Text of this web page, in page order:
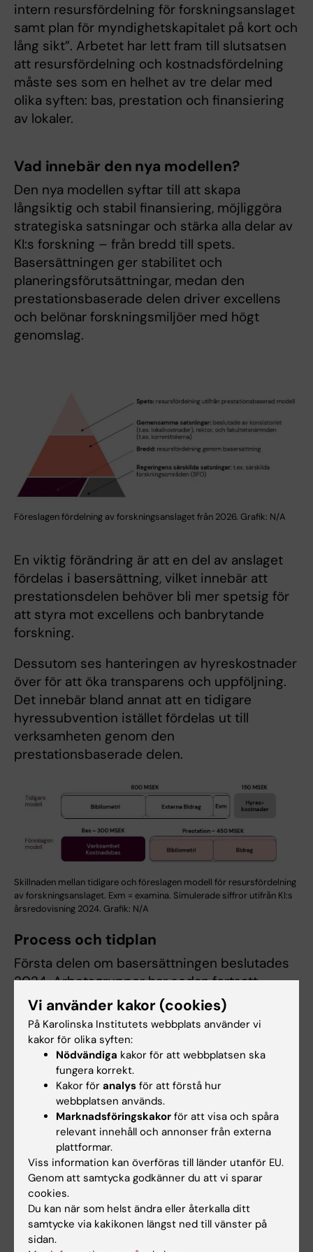
intern resursfördelning för forskningsanslaget
samt plan för myndighetskapitalet på kort och
lång sikt”. Arbetet har lett fram till slutsatsen
att resursfördelning och kostnadsfördelning
måste ses som en helhet av tre delar med
olika syften: bas, prestation och finansiering
av lokaler.
Vad innebär den nya modellen?
Den nya modellen syftar till att skapa
långsiktig och stabil finansiering, möjliggöra
strategiska satsningar och stärka alla delar av
KI:s forskning – från bredd till spets.
Basersättningen ger stabilitet och
planeringsförutsättningar, medan den
prestationsbaserade delen driver excellens
och belönar forskningsmiljöer med högt
genomslag.
Föreslagen fördelning av forskningsanslaget från 2026. Grafik: N/A
En viktig förändring är att en del av anslaget
fördelas i basersättning, vilket innebär att
prestationsdelen behöver bli mer spetsig för
att styra mot excellens och banbrytande
forskning.
Dessutom ses hanteringen av hyreskostnader
över för att öka transparens och uppföljning.
Det innebär bland annat att en tidigare
hyressubvention istället fördelas ut till
verksamheten genom den
prestationsbaserade delen.
Skillnaden mellan tidigare och föreslagen modell för resursfördelning
av forskningsanslaget. Exm = examina. Simulerade siffror utifrån KI:s
årsredovisning 2024. Grafik: N/A
Process och tidplan
Första delen om basersättningen beslutades
2024. Arbetsgrupper har sedan fortsatt
bereda förslag för de andra delarna och
helheten. Under sommaren 2025 har
principerna för modellens olika delar
sammanställts och simulerats.
Förankrande diskussioner har sedan förts
inom campusgrupper och kollegiala organ och
modifieringar har gjorts inför att rektor under
hösten fattar beslut om principer för en ny
modell.
Efter att regeringen den 22 september
presenterar sin budgetproposition för nästa
år, vidtar fortsatt arbete med att utreda och
besluta vilka medel som ska gå in i modellens
Vi använder kakor (cookies)
På Karolinska Institutets webbplats använder vi
kakor för olika syften:
Nödvändiga kakor för att webbplatsen ska
fungera korrekt.
Kakor för analys för att förstå hur
webbplatsen används.
Marknadsföringskakor för att visa och spåra
relevant innehåll och annonser från externa
plattformar.
Viss information kan överföras till länder utanför EU.
Genom att samtycka godkänner du att vi sparar
cookies.
Du kan när som helst ändra eller återkalla ditt
samtycke via kakikonen längst ned till vänster på
sidan.